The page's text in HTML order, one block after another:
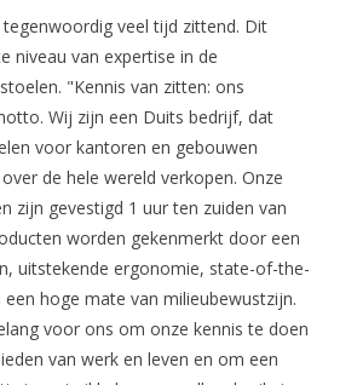
veel tijd zittend. Dit
niveau van expertise in de
"Kennis van zitten: ons
Wij zijn een Duits bedrijf, dat
voor kantoren en gebouwen
de hele wereld verkopen. Onze
zijn gevestigd 1 uur ten zuiden van
worden gekenmerkt door een
uitstekende ergonomie, state-of-the-
hoge mate van milieubewustzijn.
voor ons om onze kennis te doen
van werk en leven en om een